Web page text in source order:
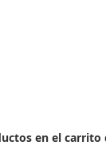
en el carrito